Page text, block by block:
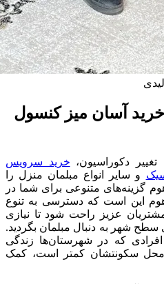
آسان میز کنسول
دکوراسیون، خرید سرویس
و سایر انواع مبلمان منزل را
گزینه‌های متنوعی برای شما در
این است که دسترسی به تنوع
عزیز راحت شود تا نیازی
شهر به دنبال مبلمان بگردید.
که در شهرستان‌ها زندگی
سکونتشان کمتر است، کمک